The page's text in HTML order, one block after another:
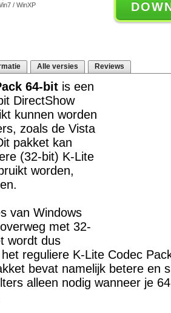
/ WinXP
Alle versies Reviews
64-bit is een
DirectShow
kunnen worden
zoals de Vista
pakket kan
(32-bit) K-Lite
worden,
van Windows
met 32-
wordt dus
reguliere K-Lite Codec
bevat namelijk betere en
alleen nodig wanneer je